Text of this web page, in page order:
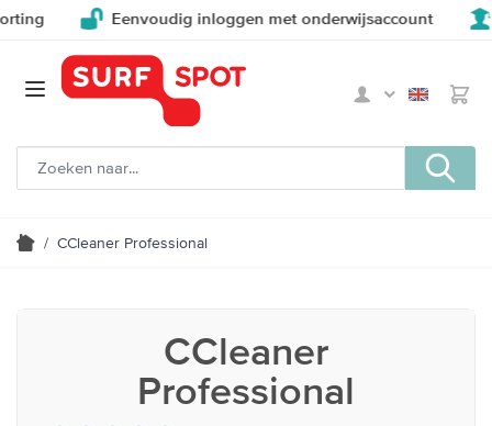
Eenvoudig inloggen met onderwijsaccount
/ CCleaner Professional
CCleaner
Professional